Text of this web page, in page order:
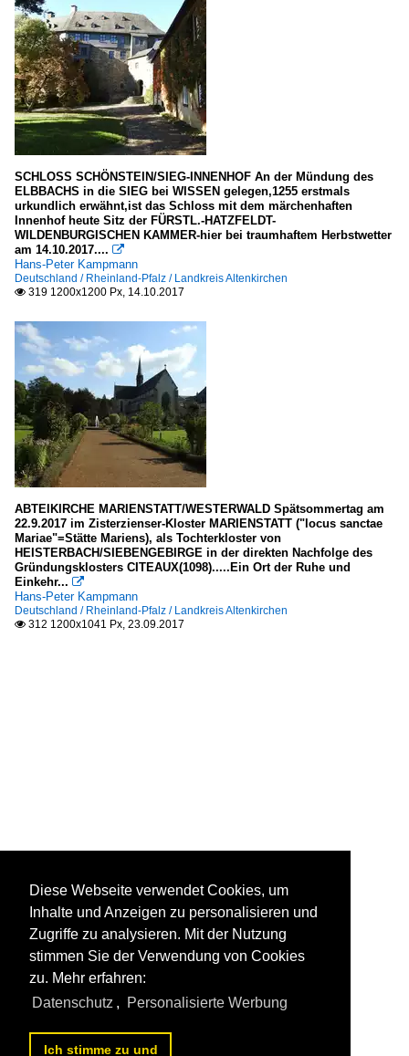
SCHLOSS SCHÖNSTEIN/SIEG-INNENHOF An der Mündung des
ELBBACHS in die SIEG bei WISSEN gelegen,1255 erstmals
urkundlich erwähnt,ist das Schloss mit dem märchenhaften
Innenhof heute Sitz der FÜRSTL.-HATZFELDT-
WILDENBURGISCHEN KAMMER-hier bei traumhaftem Herbstwetter
am 14.10.2017.... 
Hans-Peter Kampmann
Deutschland / Rheinland-Pfalz / Landkreis Altenkirchen
 319 1200x1200 Px, 14.10.2017
ABTEIKIRCHE MARIENSTATT/WESTERWALD Spätsommertag am
22.9.2017 im Zisterzienser-Kloster MARIENSTATT ("locus sanctae
Mariae"=Stätte Mariens), als Tochterkloster von
HEISTERBACH/SIEBENGEBIRGE in der direkten Nachfolge des
Gründungsklosters CITEAUX(1098).....Ein Ort der Ruhe und
Einkehr... 
Hans-Peter Kampmann
Deutschland / Rheinland-Pfalz / Landkreis Altenkirchen
 312 1200x1041 Px, 23.09.2017
Diese Webseite verwendet Cookies, um
Inhalte und Anzeigen zu personalisieren und
Zugriffe zu analysieren. Mit der Nutzung
stimmen Sie der Verwendung von Cookies
zu. Mehr erfahren:
Datenschutz , Personalisierte Werbung
Ich stimme zu und